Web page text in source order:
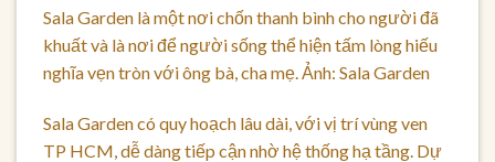
Sala Garden là một nơi chốn thanh bình cho người đã
khuất và là nơi để người sống thể hiện tấm lòng hiếu
nghĩa vẹn tròn với ông bà, cha mẹ. Ảnh: Sala Garden
Sala Garden có quy hoạch lâu dài, với vị trí vùng ven
TP HCM, dễ dàng tiếp cận nhờ hệ thống hạ tầng. Dự